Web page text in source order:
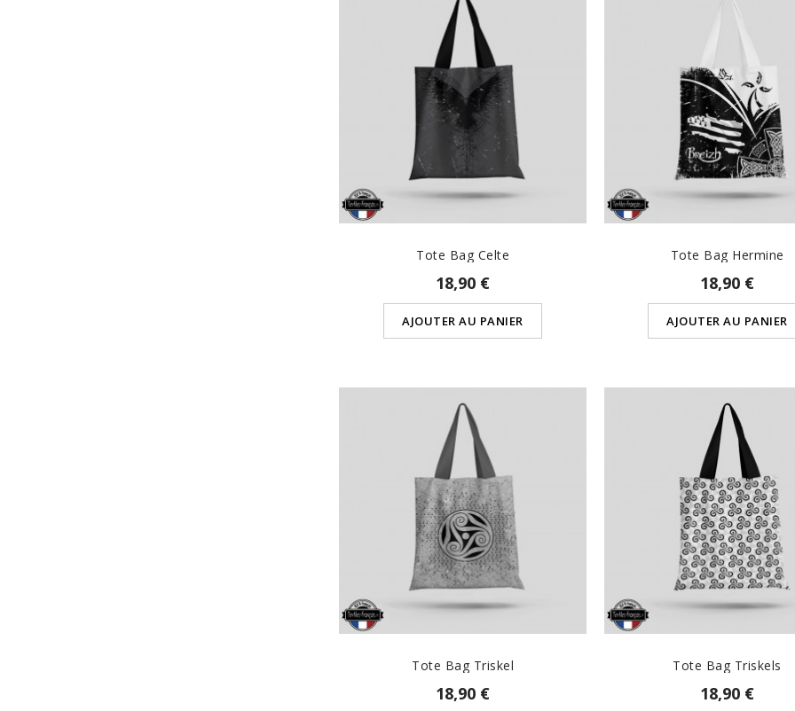
Tote Bag Celte
18,90 €
AJOUTER AU PANIER
Tote Bag Hermine
18,90 €
AJOUTER AU PANIER
Tote Bag Triskel
18,90 €
Tote Bag Triskels
18,90 €